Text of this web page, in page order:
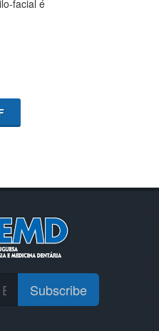
facial é
Subscribe